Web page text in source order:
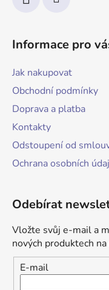
Informace pro
Jak nakupovat
Obchodní podmínky
Doprava a platba
Kontakty
Odstoupení od
Ochrana osobních
Odebírat
Vložte svůj e-mail a
nových produktech
E-mail